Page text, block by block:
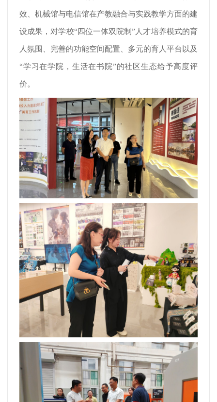
效、机械馆与电信馆在产教融合与实践教学方面的建
设成果，对学校“四位一体双院制”人才培养模式的育
人氛围、完善的功能空间配置、多元的育人平台以及
“学习在学院，生活在书院”的社区生态给予高度评
价。